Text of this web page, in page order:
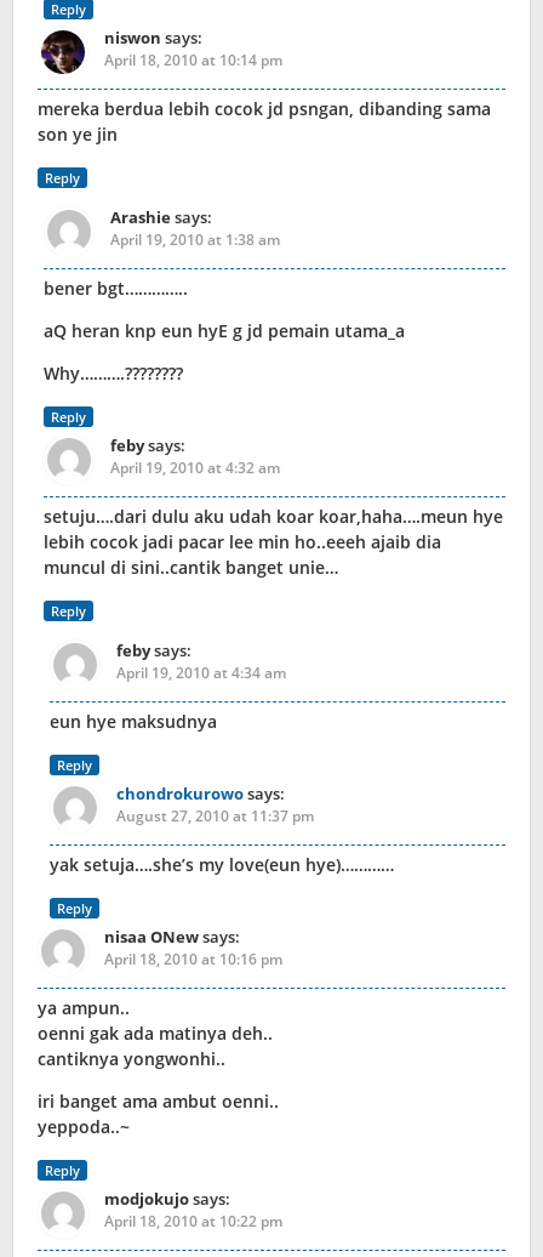
Reply
niswon says:
April 18, 2010 at 10:14 pm
mereka berdua lebih cocok jd psngan, dibanding sama
son ye jin
Reply
Arashiesays:
April 19, 2010 at 1:38 am
bener bgt…………..
aQ heran knp eun hyE g jd pemain utama_a
Why……….????????
Reply
febysays:
April 19, 2010 at 4:32 am
setuju….dari dulu aku udah koar koar,haha….meun hye
lebih cocok jadi pacar lee min ho..eeeh ajaib dia
muncul di sini..cantik banget unie…
Reply
febysays:
April 19, 2010 at 4:34 am
eun hye maksudnya
Reply
chondrokurowosays:
August 27, 2010 at 11:37 pm
yak setuja….she’s my love(eun hye)…………
Reply
nisaa ONewsays:
April 18, 2010 at 10:16 pm
ya ampun..
oenni gak ada matinya deh..
cantiknya yongwonhi..
iri banget ama ambut oenni..
yeppoda..~
Reply
modjokujosays:
April 18, 2010 at 10:22 pm